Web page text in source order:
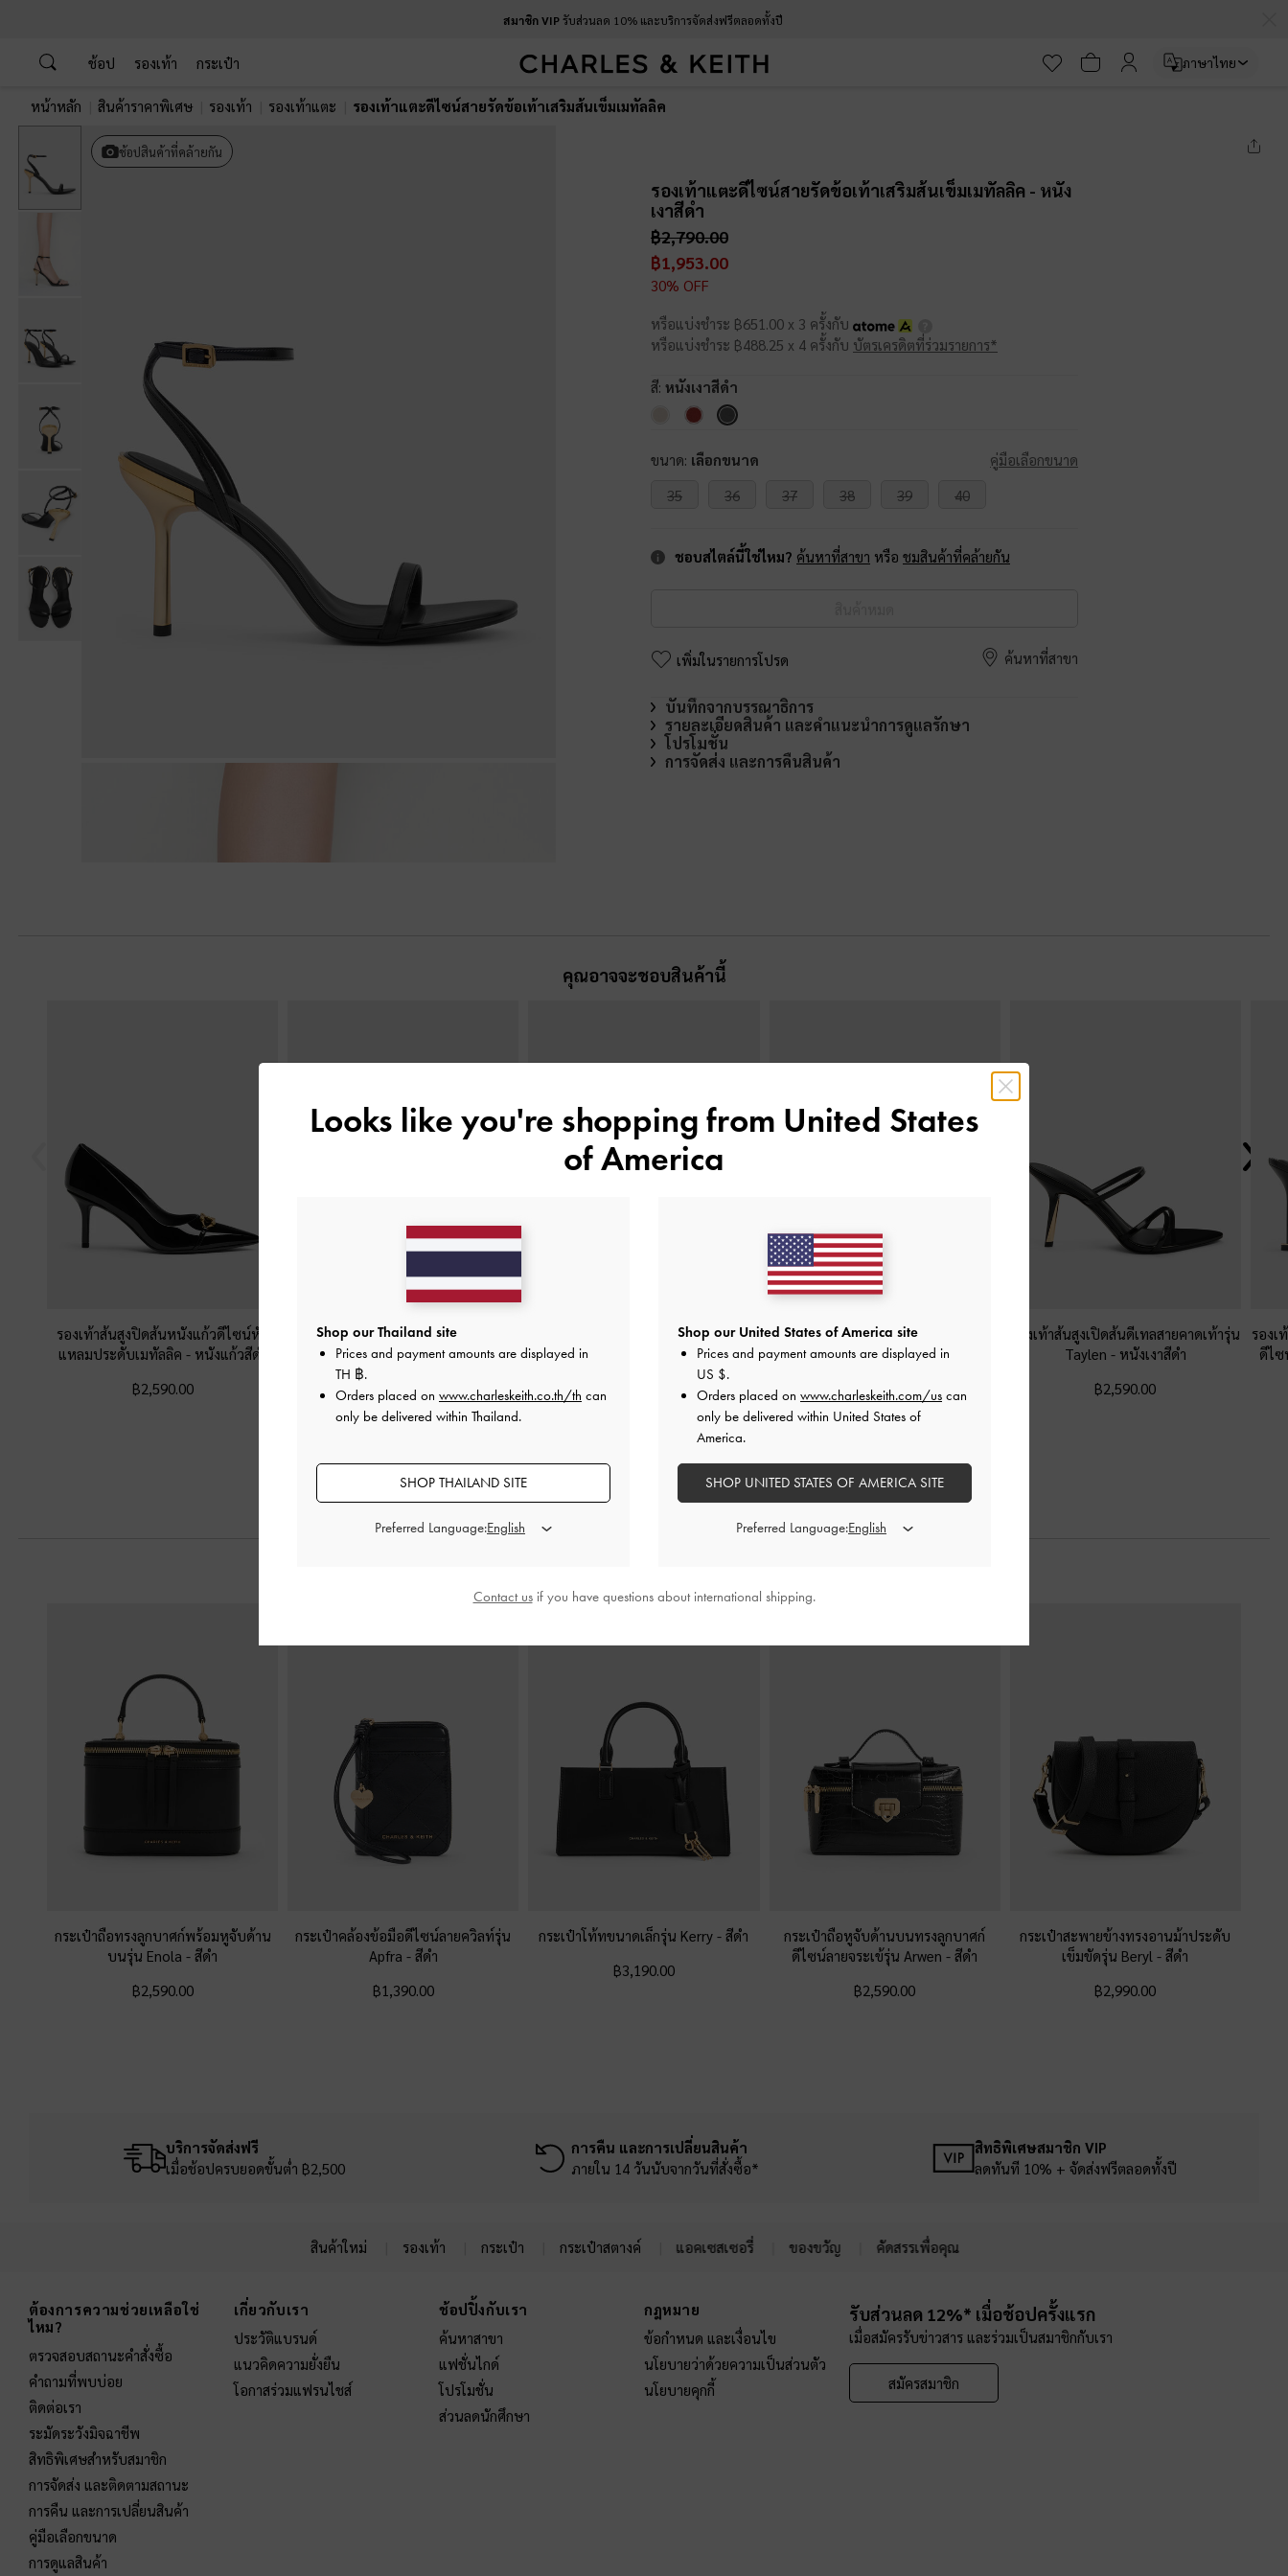
สมาชิก VIPรับส่วนลด 10% และบริการจัดส่งฟรีตลอดทั้งปี
ช้อป รองเท้า กระเป๋า ภาษาไทย
หน้าหลัก สินค้าราคาพิเศษ รองเท้า รองเท้าแตะ รองเท้าแตะดีไซน์สายรัดข้อเท้าเสริมส้นเข็มเมทัลลิค
ช้อปสินค้าที่คล้ายกัน
รองเท้าแตะดีไซน์สายรัดข้อเท้าเสริมส้นเข็มเมทัลลิค - หนัง
เงาสีดำ
฿2,790.00
฿1,953.00
30% OFF
หรือแบ่งชำระ ฿651.00 x 3 ครั้งกับ
หรือแบ่งชำระ ฿488.25 x 4 ครั้งกับ บัตรเครดิตที่ร่วมรายการ*
สี: หนังเงาสีดำ
ขนาด: เลือกขนาด
คู่มือเลือกขนาด
35
36 37 38 39 40
ชอบสไตล์นี้ใช่ไหม? ค้นหาที่สาขา หรือ ชมสินค้าที่คล้ายกัน
เพิ่มในรายการโปรด ค้นหาที่สาขา
บันทึกจากบรรณาธิการ
รายละเอียดสินค้า และคำแนะนำการดูแลรักษา
โปรโมชั่น
การจัดส่ง และการคืนสินค้า
คุณอาจจะชอบสินค้านี้
รองเท้าส้นสูงปิดส้นหนังแก้วดีไซน์หัว
แหลมประดับเมทัลลิค - หนังแก้วสีดำ
฿2,590.00
รองเท้าแตะส้นสูงพร้อมสายรัดข้อเท้า
ดีไซน์หัวรองเท้าแบบเหลี่ยม-สีดำ
฿2,390.00
฿1,673.00
รองเท้าแตะหนังกลับสังเคราะห์เสริมส้น
ทรง Scuptural ดีไซน์สายรัดข้อเท้า-สี
รองเท้าแตะส้นสูงหนังแก้วดีไซน์ส้นเข็ม
พร้อมสายรัดข้อเท้ารุ่น Andricia
฿2,590.00
รองเท้าส้นสูงเปิดส้นดีเทลสายคาดเท้ารุ่น
Taylen - หนังเงาสีดำ
฿2,590.00
รองเ
ดีไซ
กระเป๋าถือทรงลูกบาศก์พร้อมหูจับด้าน
บนรุ่น Enola-สีดำ
฿2,590.00
กระเป๋าคล้องข้อมือดีไซน์ลายควิลท์รุ่น
Apfra - สีดำ
฿1,390.00
กระเป๋าโท้ทขนาดเล็กรุ่น Kerry-สีดำ
฿3,190.00
กระเป๋าถือหูจับด้านบนทรงลูกบาศก์
ดีไซน์ลายจระเข้รุ่น Arwen-สีดำ
฿2,590.00
กระเป๋าสะพายข้างทรงอานม้าประดับ
เข็มขัดรุ่น Beryl-สีดำ
฿2,990.00
บริการจัดส่งฟรี
เมื่อช้อปครบยอดขั้นต่ำ ฿2,500
การคืน และการเปลี่ยนสินค้า
ภายใน 14 วันนับจากวันที่สั่งซื้อ*
สิทธิพิเศษสมาชิก VIP
ลดทันที 10% + จัดส่งฟรีตลอดทั้งปี
สินค้าใหม่ รองเท้า กระเป๋า กระเป๋าสตางค์ แอคเซสเซอรี่ ของขวัญ คัดสรรเพื่อคุณ
ต้องการความช่วยเหลือใช่
ไหม?
ตรวจสอบสถานะคำสั่งซื้อ
คำถามที่พบบ่อย
ติดต่อเรา
ระมัดระวังมิจฉาชีพ
สิทธิพิเศษสำหรับสมาชิก
การจัดส่ง และติดตามสถานะ
การคืน และการเปลี่ยนสินค้า
คู่มือเลือกขนาด
การดูแลสินค้า
เกี่ยวกับเรา
ประวัติแบรนด์
แนวคิดความยั่งยืน
โอกาสร่วมแฟรนไชส์
ช้อปปิ้งกับเรา
ค้นหาสาขา
แฟชั่นไกด์
โปรโมชั่น
ส่วนลดนักศึกษา
กฎหมาย
ข้อกำหนด และเงื่อนไข
นโยบายว่าด้วยความเป็นส่วนตัว
นโยบายคุกกี้
รับส่วนลด 12%* เมื่อช้อปครั้งแรก
เมื่อสมัครรับข่าวสาร และร่วมเป็นสมาชิกกับเรา
สมัครสมาชิก
Looks like you're shopping from United States
of America
Shop our Thailand site
Prices and payment amounts are displayed in
TH ฿.
Orders placed on www.charleskeith.co.th/th can
only be delivered within Thailand.
SHOP THAILAND SITE
Preferred Language:
Shop our United States of America site
Prices and payment amounts are displayed in
US $.
Orders placed on www.charleskeith.com/us can
only be delivered within United States of
America.
SHOP UNITED STATES OF AMERICA SITE
Preferred Language:
Contact usif you have questions about international shipping.